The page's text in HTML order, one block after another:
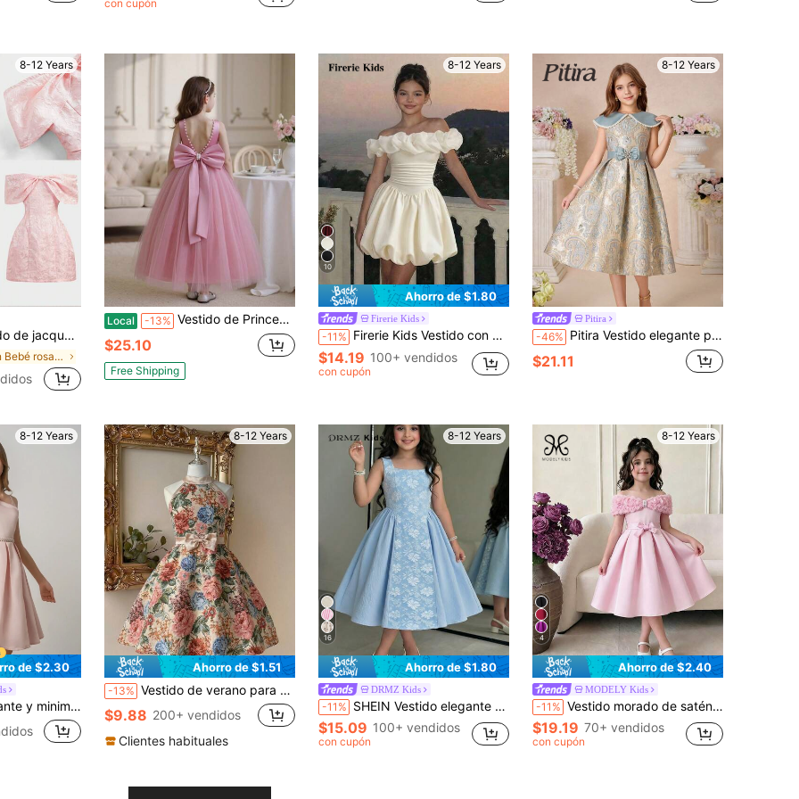
con cupón
8-12 Years
descubiertos y lazo en el cuello para boda, fiesta y cóctel, ropa babydoll linda
en Bebé rosa Vestidos De Niñas Adolescentes
Local -13% Vestido de Princesa con Lazo de Cuentas para Niña Preadolescente, Dama de Honor de Boda, Actuación Musical, Graduación, Prom, Cumpleaños, Día de San Valentín
$25.10
Free Shipping
8-12 Years
10
Ahorro de $1.80
Firerie Kids
-11% Firerie Kids Vestido con hombros descubiertos y cintura ceñida para niñas preadolescentes, uso diario casual, adecuado para banquetes, fiestas, sesiones de fotos, a juego con hermanas y conjuntos de padres e hijos
$14.19 100+ vendidos
con cupón
8-12 Years
Pitira
-46% Pitira Vestido elegante para niñas preadolescentes con estampado de anacardo & paisley jacquard, cuello Peter Pan, decoración de perlas, cintura ceñida y falda acampanada, cinturón con lazo, atuendo de invitada de boda de verano en azul real
$21.11
8-12 Years
de $2.30
ideal como vestido de dama de honor y de florista en bodas, con cinturón de perlas
8-12 Years
Ahorro de $1.51
-13% Vestido de verano para niñas con estampado floral de pintura al óleo vintage, cuello con lazo de satén y bajo asimétrico
$9.88 200+ vendidos
Clientes habituales
8-12 Years
16
Ahorro de $1.80
DRMZ Kids
-11% SHEIN Vestido elegante de niña preadolescente azul claro con flores de verano, estilo vintage jacquard patchwork, cuello cuadrado, cintura ceñida, para graduación, baile, fiesta y boda
$15.09 100+ vendidos
con cupón
8-12 Years
4
Ahorro de $2.40
MODELY Kids
-11% Vestido morado de satén con hombros descubiertos para niñas con decoración de rosas 3D y perlas, hombros descubiertos, cinturón con lazo, estilo princesa para fiesta y elegante
$19.19 70+ vendidos
con cupón